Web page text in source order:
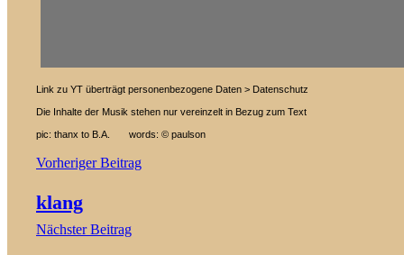
Link zu YT überträgt personenbezogene Daten > Datenschutz
Die Inhalte der Musik stehen nur vereinzelt in Bezug zum Text
pic: thanx to B.A. words: © paulson
Beitragsnavigation
Vorheriger Beitrag
klang
Nächster Beitrag